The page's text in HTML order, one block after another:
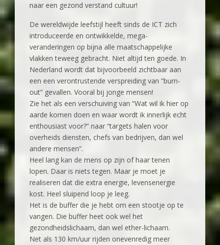
naar een gezond verstand cultuur!
De wereldwijde leefstijl heeft sinds de ICT zich
introduceerde en ontwikkelde, mega-
veranderingen op bijna alle maatschappelijke
vlakken teweeg gebracht. Niet altijd ten goede. In
Nederland wordt dat bijvoorbeeld zichtbaar aan
een een verontrustende verspreiding van “burn-
out” gevallen. Vooral bij jonge mensen!
Zie het als een verschuiving van “Wat wil ik hier op
aarde komen doen en waar wordt ik innerlijk echt
enthousiast voor?” naar “targets halen voor
overheids diensten, chefs van bedrijven, dan wel
andere mensen”.
Heel lang kan de mens op zijn of haar tenen
lopen. Daar is niets tegen. Maar je moet je
realiseren dat die extra energie, levensenergie
kost. Heel sluipend loop je leeg.
Het is de buffer die je hebt om een stootje op te
vangen. Die buffer heet ook wel het
gezondheidslichaam, dan wel ether-lichaam.
Net als 130 km/uur rijden onevenredig meer